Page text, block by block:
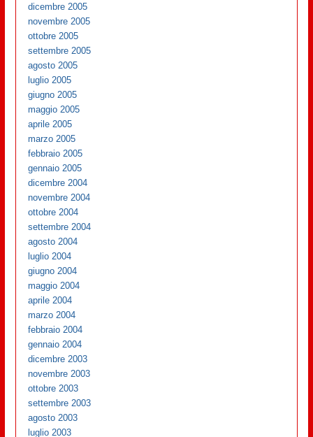
dicembre 2005
novembre 2005
ottobre 2005
settembre 2005
agosto 2005
luglio 2005
giugno 2005
maggio 2005
aprile 2005
marzo 2005
febbraio 2005
gennaio 2005
dicembre 2004
novembre 2004
ottobre 2004
settembre 2004
agosto 2004
luglio 2004
giugno 2004
maggio 2004
aprile 2004
marzo 2004
febbraio 2004
gennaio 2004
dicembre 2003
novembre 2003
ottobre 2003
settembre 2003
agosto 2003
luglio 2003